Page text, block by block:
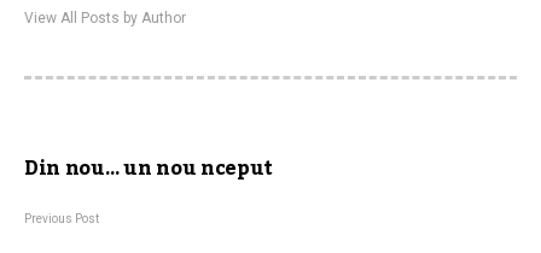
View All Posts by Author
Din nou… un nou nceput
Previous Post